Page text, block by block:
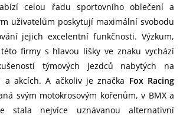
celou řadu sportovního oblečení a
uživatelům poskytují maximální svobodu
jejich excelentní funkčnosti. Výzkum,
firmy s hlavou lišky ve znaku vychází
týmových jezdců nabytých na
a akcích. A ačkoliv je značka Fox Racing
svým motokrosovým kořenům, v BMX a
stala nejvíce uznávanou alternativní